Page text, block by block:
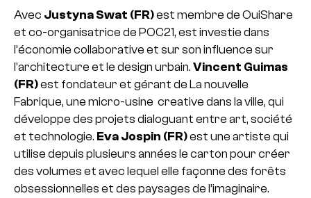
Avec Justyna Swat (FR)est membre de OuiShare
et co-organisatrice de POC21, est investie dans
l’économie collaborative et sur son influence sur
l’architecture et le design urbain. Vincent Guimas
(FR)est fondateur et gérant de La nouvelle
Fabrique, une micro-usine creative dans la ville, qui
développe des projets dialoguant entre art, société
et technologie. Eva Jospin (FR)est une artiste qui
utilise depuis plusieurs années le carton pour créer
des volumes et avec lequel elle façonne des forêts
obsessionnelles et des paysages de l’imaginaire.